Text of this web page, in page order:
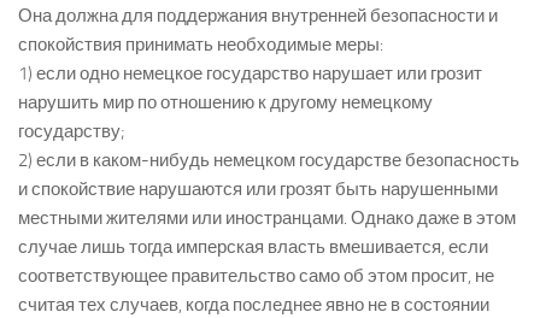
Она должна для поддержания внутренней безопасности и
спокойствия принимать необходимые меры:
1) если одно немецкое государство нарушает или грозит
нарушить мир по отношению к другому немецкому
государству;
2) если в каком-нибудь немецком государстве безопасность
и спокойствие нарушаются или грозят быть нарушенными
местными жителями или иностранцами. Однако даже в этом
случае лишь тогда имперская власть вмешивается, если
соответствующее правительство само об этом просит, не
считая тех случаев, когда последнее явно не в состоянии